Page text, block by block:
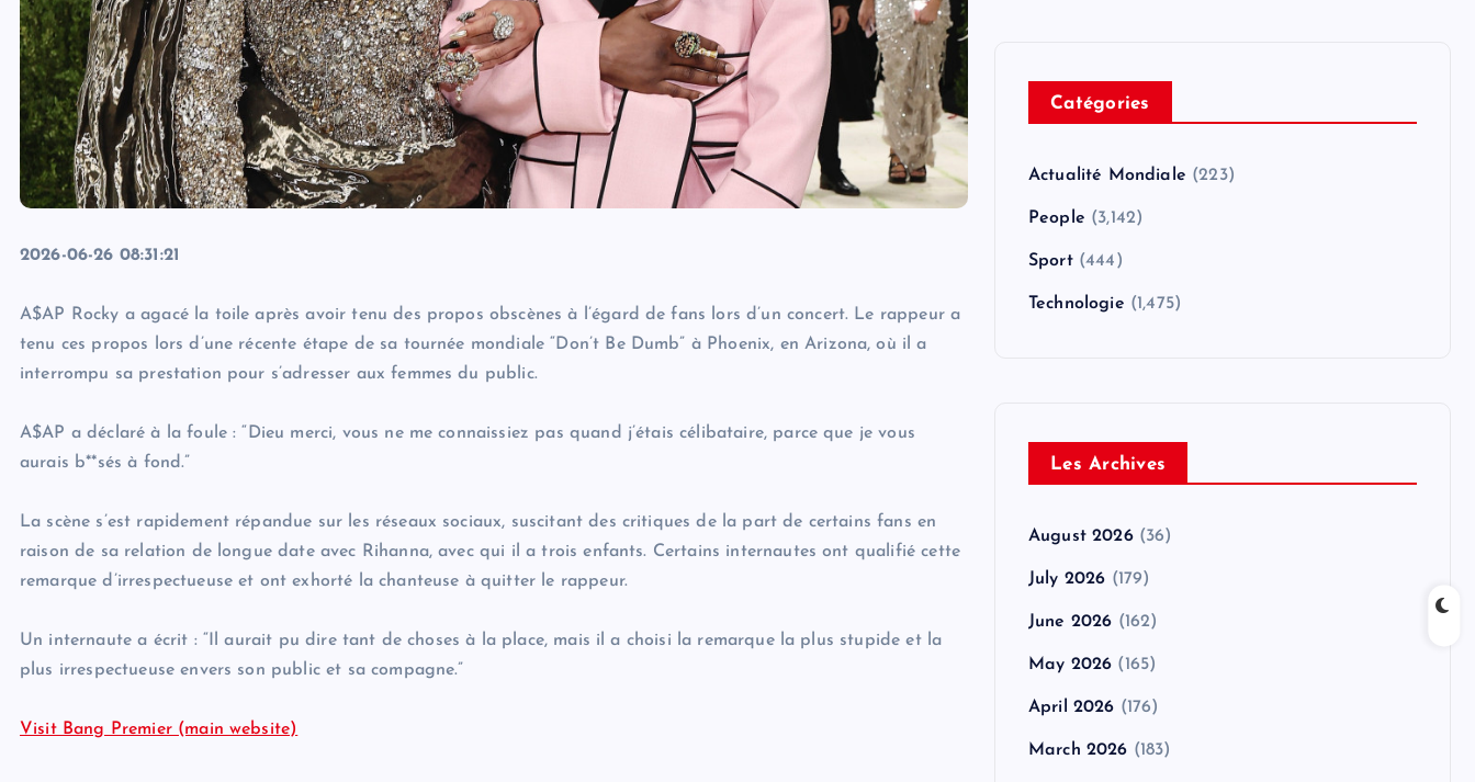
2026-06-26 08:31:21
A$AP Rocky a agacé la toile après avoir tenu des propos obscènes à l’égard de fans lors d’un concert. Le rappeur a
tenu ces propos lors d’une récente étape de sa tournée mondiale “Don’t Be Dumb” à Phoenix, en Arizona, où il a
interrompu sa prestation pour s’adresser aux femmes du public.
A$AP a déclaré à la foule : “Dieu merci, vous ne me connaissiez pas quand j’étais célibataire, parce que je vous
aurais b**sés à fond.”
La scène s’est rapidement répandue sur les réseaux sociaux, suscitant des critiques de la part de certains fans en
raison de sa relation de longue date avec Rihanna, avec qui il a trois enfants. Certains internautes ont qualifié cette
remarque d’irrespectueuse et ont exhorté la chanteuse à quitter le rappeur.
Un internaute a écrit : “Il aurait pu dire tant de choses à la place, mais il a choisi la remarque la plus stupide et la
plus irrespectueuse envers son public et sa compagne.”
Visit Bang Premier (main website)
Catégories
Actualité Mondiale (223)
People (3,142)
Sport(444)
Technologie (1,475)
Les Archives
August 2026(36)
July 2026 (179)
June 2026 (162)
May 2026 (165)
April 2026 (176)
March 2026 (183)